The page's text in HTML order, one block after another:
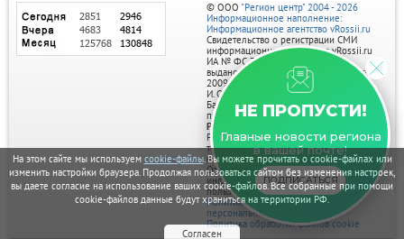
На этом сайте мы используем cookie-файлы. Вы можете прочитать о cookie-файлах или
изменить настройки браузера. Продолжая пользоваться сайтом без изменения настроек,
вы даете согласие на использование ваших cookie-файлов. Все собранные при помощи
cookie-файлов данные будут храниться на территории РФ.
Согласен
НЕ ПРОПУСТИ!
Главные новости региона
в вашей почте!
ПОДПИСАТЬСЯ
© ООО "Регион центр" 2004 - 2026
Информационное наполнение:
Информационное агентство vRossii.ru
Свидетельство о регистрации СМИ
информационного агентства vRossii.ru
ИА № ФС 77‑35502
выдано РОСКОМНАДЗОРом 04 марта
2009г.
И. О. Главного редактора Нарыков А. Н.
Баннеры на портале размещаются на
правах рекламы.
Реклама на портале:
Рекламное агентство "Умный маркетинг"
тел. 7-910-267-70-40,
email: umnyy.marketing@yandex.ru
Отдельные публикации могут содержать
информацию, не предназначенную для
пользователей до 18 лет.
Политика в отношении обработки
персональных данных
Политика обработки файлов cookie